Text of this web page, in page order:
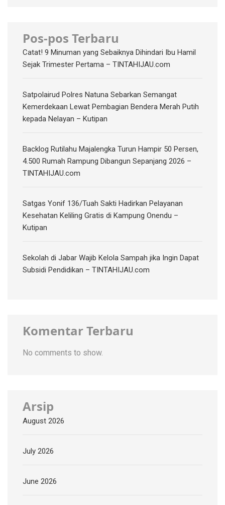
Pos-pos Terbaru
Catat! 9 Minuman yang Sebaiknya Dihindari Ibu Hamil
Sejak Trimester Pertama – TINTAHIJAU.com
Satpolairud Polres Natuna Sebarkan Semangat
Kemerdekaan Lewat Pembagian Bendera Merah Putih
kepada Nelayan – Kutipan
‎Backlog Rutilahu Majalengka Turun Hampir 50 Persen,
4.500 Rumah Rampung Dibangun Sepanjang 2026 –
TINTAHIJAU.com
Satgas Yonif 136/Tuah Sakti Hadirkan Pelayanan
Kesehatan Keliling Gratis di Kampung Onendu –
Kutipan
Sekolah di Jabar Wajib Kelola Sampah jika Ingin Dapat
Subsidi Pendidikan – TINTAHIJAU.com
Komentar Terbaru
No comments to show.
Arsip
August 2026
July 2026
June 2026